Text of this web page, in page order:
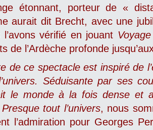
étonnant, porteur de «
aurait dit Brecht, avec une
l’avons vérifié en jouant
de l’Ardèche profonde
de ce spectacle est inspiré de
Séduisante par ses
le monde à la fois dense et
Presque tout l’univers, nous
l’admiration pour Georges